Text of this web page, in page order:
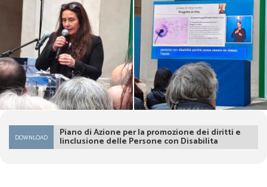
DOWNLOAD Piano di Azione per la promozione dei diritti e
linclusione delle Persone con Disabilita